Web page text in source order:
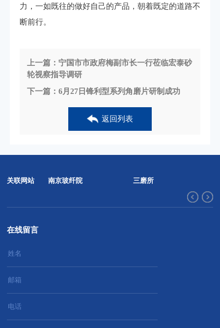
力，一如既往的做好自己的产品，朝着既定的道路不
断前行。
上一篇：宁国市市政府梅副市长一行莅临宏泰砂
轮视察指导调研
下一篇：6月27日锋利型系列角磨片研制成功
返回列表
关联网站 南京玻纤院 三磨所
在线留言